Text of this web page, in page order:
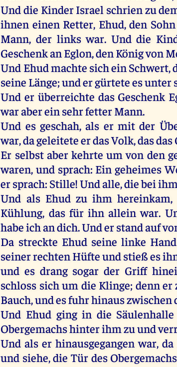
Und die KinderIsrael schrien zu
ihnen einen Retter, Ehud,den Sohn
Mann, der links war. Und die
Geschenkan Eglon,den Königvon
Und Ehudmachte sichein Schwert,
seine Länge;undergürteteesunter
Und er überreichte das Geschenk
waraberein sehrfetterMann.
Und es geschah,als er mit der
war,dageleiteteerdasVolk,dasdas
Er selbst aber kehrte um von den
waren,und sprach: Ein geheimes
ersprach: Stille!Undalle,diebei ihm
Und als Ehud zu ihm hereinkam,
Kühlung, das für ihn allein war.
habeichandich.Understandauf
Da streckte Ehud seine linke Hand
seinerrechten Hüfteund stießes
und es drangsogarder Griff
schloss sich um die Klinge; denn er
Bauch,undesfuhrhinauszwischen
Und Ehud ging in die Säulenhalle
Obergemachshinterihm zu und
Und als er hinausgegangen war,da
und siehe,die Tür des